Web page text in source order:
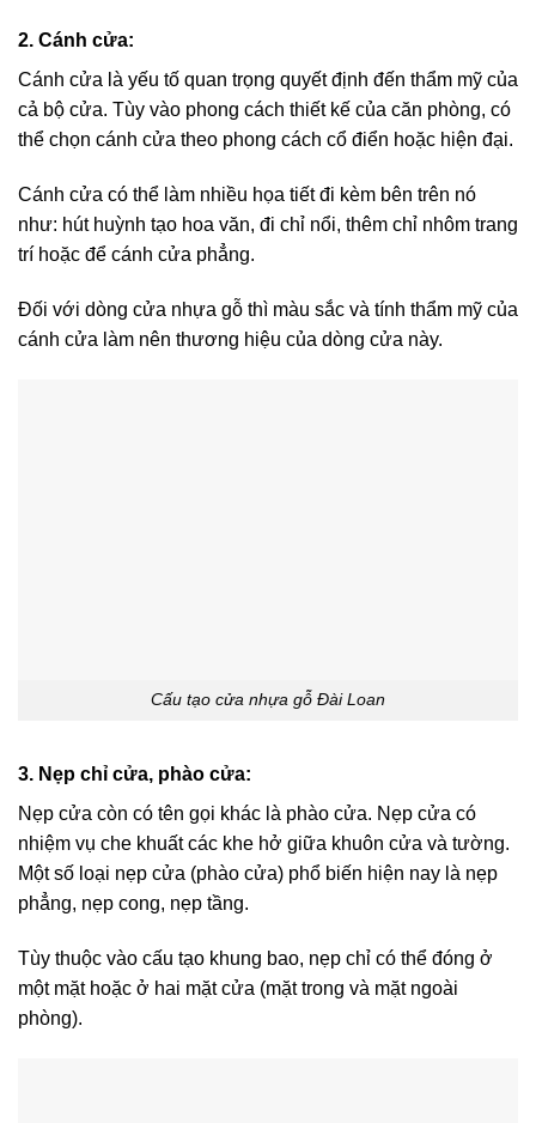
2. Cánh cửa:
Cánh cửa là yếu tố quan trọng quyết định đến thẩm mỹ của
cả bộ cửa. Tùy vào phong cách thiết kế của căn phòng, có
thể chọn cánh cửa theo phong cách cổ điển hoặc hiện đại.
Cánh cửa có thể làm nhiều họa tiết đi kèm bên trên nó
như: hút huỳnh tạo hoa văn, đi chỉ nổi, thêm chỉ nhôm trang
trí hoặc để cánh cửa phẳng.
Đối với dòng cửa nhựa gỗ thì màu sắc và tính thẩm mỹ của
cánh cửa làm nên thương hiệu của dòng cửa này.
Cấu tạo cửa nhựa gỗ Đài Loan
3. Nẹp chỉ cửa, phào cửa:
Nẹp cửa còn có tên gọi khác là phào cửa. Nẹp cửa có
nhiệm vụ che khuất các khe hở giữa khuôn cửa và tường.
Một số loại nẹp cửa (phào cửa) phổ biến hiện nay là nẹp
phẳng, nẹp cong, nẹp tầng.
Tùy thuộc vào cấu tạo khung bao, nẹp chỉ có thể đóng ở
một mặt hoặc ở hai mặt cửa (mặt trong và mặt ngoài
phòng).